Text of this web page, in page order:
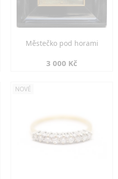
Městečko pod horami
3 000 Kč
NOVÉ